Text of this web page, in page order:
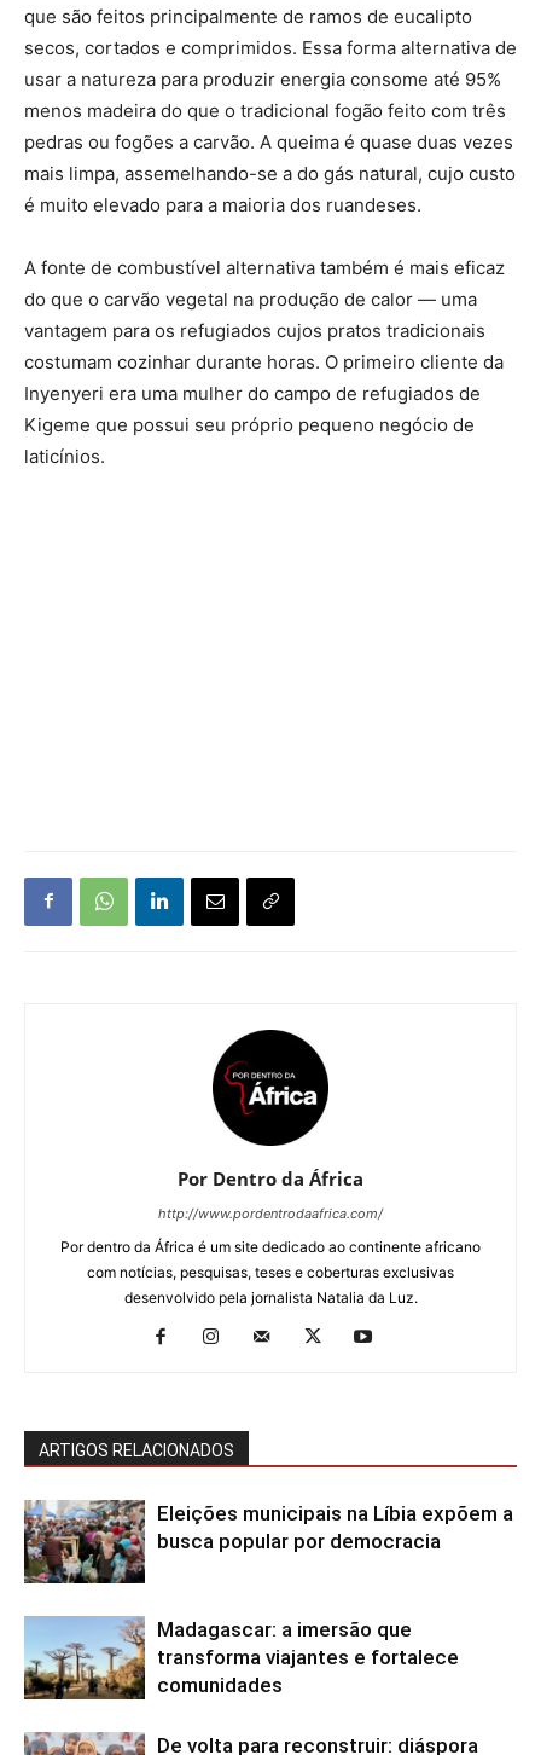
que são feitos principalmente de ramos de eucalipto
secos, cortados e comprimidos. Essa forma alternativa de
usar a natureza para produzir energia consome até 95%
menos madeira do que o tradicional fogão feito com três
pedras ou fogões a carvão. A queima é quase duas vezes
mais limpa, assemelhando-se a do gás natural, cujo custo
é muito elevado para a maioria dos ruandeses.
A fonte de combustível alternativa também é mais eficaz
do que o carvão vegetal na produção de calor — uma
vantagem para os refugiados cujos pratos tradicionais
costumam cozinhar durante horas. O primeiro cliente da
Inyenyeri era uma mulher do campo de refugiados de
Kigeme que possui seu próprio pequeno negócio de
laticínios.
Por Dentro da África
http://www.pordentrodaafrica.com/
Por dentro da África é um site dedicado ao continente africano
com notícias, pesquisas, teses e coberturas exclusivas
desenvolvido pela jornalista Natalia da Luz.
ARTIGOS RELACIONADOS
Eleições municipais na Líbia expõem a
busca popular por democracia
Madagascar: a imersão que
transforma viajantes e fortalece
comunidades
De volta para reconstruir: diáspora